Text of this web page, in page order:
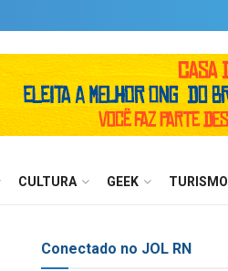
CULTURA GEEK TURISMO
Conectado no JOL RN